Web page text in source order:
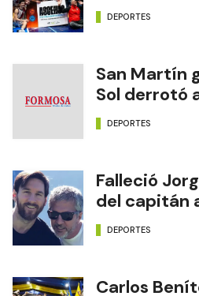
DEPORTES
San Martín
Sol derrotó
DEPORTES
Falleció
del capitán
DEPORTES
Carlos